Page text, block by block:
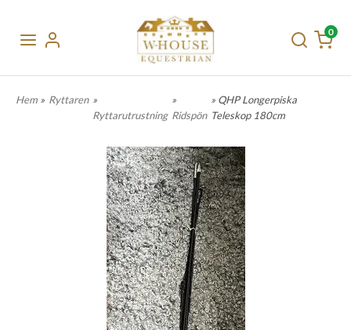
0
Hem » Ryttaren »
Ryttarutrustning
»
Ridspön
» QHP Longerpiska
Teleskop 180cm